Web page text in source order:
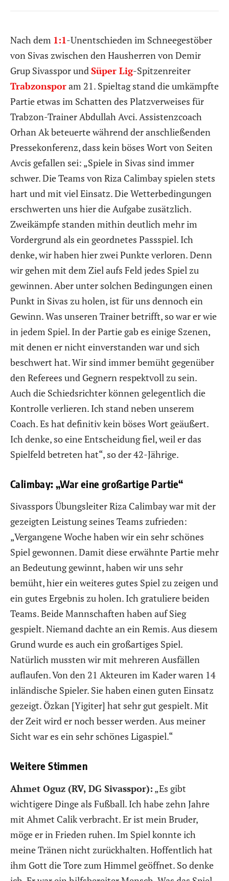
Nach dem 1:1-Unentschieden im Schneegestöber
von Sivas zwischen den Hausherren von Demir
Grup Sivasspor und Süper Lig-Spitzenreiter
Trabzonsporam 21. Spieltag stand die umkämpfte
Partie etwas im Schatten des Platzverweises für
Trabzon-Trainer Abdullah Avci. Assistenzcoach
Orhan Ak beteuerte während der anschließenden
Pressekonferenz, dass kein böses Wort von Seiten
Avcis gefallen sei: „Spiele in Sivas sind immer
schwer. Die Teams von Riza Calimbay spielen stets
hart und mit viel Einsatz. Die Wetterbedingungen
erschwerten uns hier die Aufgabe zusätzlich.
Zweikämpfe standen mithin deutlich mehr im
Vordergrund als ein geordnetes Passspiel. Ich
denke, wir haben hier zwei Punkte verloren. Denn
wir gehen mit dem Ziel aufs Feld jedes Spiel zu
gewinnen. Aber unter solchen Bedingungen einen
Punkt in Sivas zu holen, ist für uns dennoch ein
Gewinn. Was unseren Trainer betrifft, so war er wie
in jedem Spiel. In der Partie gab es einige Szenen,
mit denen er nicht einverstanden war und sich
beschwert hat. Wir sind immer bemüht gegenüber
den Referees und Gegnern respektvoll zu sein.
Auch die Schiedsrichter können gelegentlich die
Kontrolle verlieren. Ich stand neben unserem
Coach. Es hat definitiv kein böses Wort geäußert.
Ich denke, so eine Entscheidung fiel, weil er das
Spielfeld betreten hat“, so der 42-Jährige.
Calimbay: „War eine großartige Partie“
Sivasspors Übungsleiter Riza Calimbay war mit der
gezeigten Leistung seines Teams zufrieden:
„Vergangene Woche haben wir ein sehr schönes
Spiel gewonnen. Damit diese erwähnte Partie mehr
an Bedeutung gewinnt, haben wir uns sehr
bemüht, hier ein weiteres gutes Spiel zu zeigen und
ein gutes Ergebnis zu holen. Ich gratuliere beiden
Teams. Beide Mannschaften haben auf Sieg
gespielt. Niemand dachte an ein Remis. Aus diesem
Grund wurde es auch ein großartiges Spiel.
Natürlich mussten wir mit mehreren Ausfällen
auflaufen. Von den 21 Akteuren im Kader waren 14
inländische Spieler. Sie haben einen guten Einsatz
gezeigt. Özkan [Yigiter] hat sehr gut gespielt. Mit
der Zeit wird er noch besser werden. Aus meiner
Sicht war es ein sehr schönes Ligaspiel.“
Weitere Stimmen
Ahmet Oguz (RV, DG Sivasspor): „Es gibt
wichtigere Dinge als Fußball. Ich habe zehn Jahre
mit Ahmet Calik verbracht. Er ist mein Bruder,
möge er in Frieden ruhen. Im Spiel konnte ich
meine Tränen nicht zurückhalten. Hoffentlich hat
ihm Gott die Tore zum Himmel geöffnet. So denke